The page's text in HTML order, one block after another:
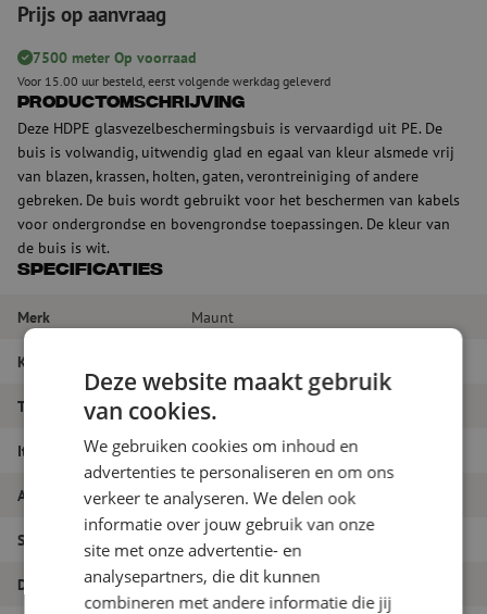
Prijs op aanvraag
7500 meter Op voorraad
Voor 15.00 uur besteld, eerst volgende werkdag geleverd
Productomschrijving
Deze HDPE glasvezelbeschermingsbuis is vervaardigd uit PE. De
buis is volwandig, uitwendig glad en egaal van kleur alsmede vrij
van blazen, krassen, holten, gaten, verontreiniging of andere
gebreken. De buis wordt gebruikt voor het beschermen van kabels
voor ondergrondse en bovengrondse toepassingen. De kleur van
de buis is wit.
Specificaties
Merk Maunt
Kleur
Tube diameter 10/8 mm
Itemnaam HDPE buis, 10/8mm, wit (geen print)
Artikelnummer M00000217
Soort buis Geleidebuis
Diameter buis 10 mm
Deze website maakt gebruik
van cookies.
We gebruiken cookies om inhoud en
advertenties te personaliseren en om ons
verkeer te analyseren. We delen ook
informatie over jouw gebruik van onze
site met onze advertentie- en
analysepartners, die dit kunnen
combineren met andere informatie die jij